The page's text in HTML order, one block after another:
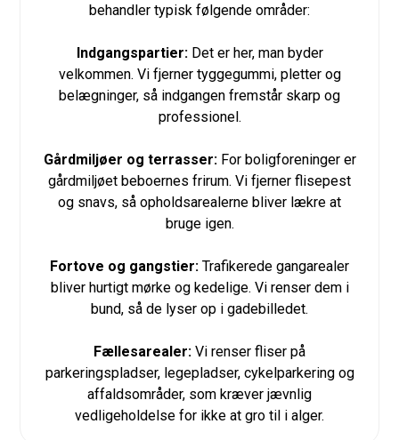
behandler typisk følgende områder:
Indgangspartier:Det er her, man byder
velkommen. Vi fjerner tyggegummi, pletter og
belægninger, så indgangen fremstår skarp og
professionel.
Gårdmiljøer og terrasser:For boligforeninger er
gårdmiljøet beboernes frirum. Vi fjerner flisepest
og snavs, så opholdsarealerne bliver lækre at
bruge igen.
Fortove og gangstier: Trafikerede gangarealer
bliver hurtigt mørke og kedelige. Vi renser dem i
bund, så de lyser op i gadebilledet.
Fællesarealer: Vi renser fliser på
parkeringspladser, legepladser, cykelparkering og
affaldsområder, som kræver jævnlig
vedligeholdelse for ikke at gro til i alger.